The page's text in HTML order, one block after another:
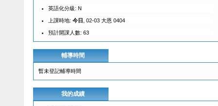
英語化分級: N
上課時地: 今日 , 02-03 大恩 0404
預計開課人數: 63
輔導時間
暫未登記輔導時間
我的成績